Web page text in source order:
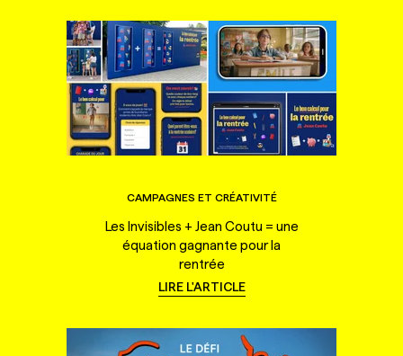
CAMPAGNES ET CRÉATIVITÉ
Les Invisibles + Jean Coutu = une
équation gagnante pour la
rentrée
LIRE L'ARTICLE